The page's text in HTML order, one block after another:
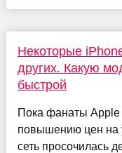
Некоторые
других. Какую
быстрой
Пока фанаты Apple
повышению цен на
сеть просочилась